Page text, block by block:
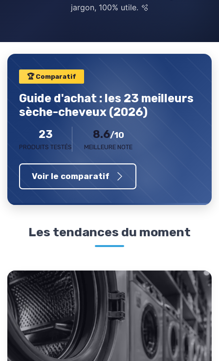
jargon, 100% utile. 🫧
🏆 Comparatif
Guide d'achat : les 23 meilleurs
sèche-cheveux (2026)
23
PRODUITS TESTÉS
8.6/10
MEILLEURE NOTE
Voir le comparatif
Les tendances du moment